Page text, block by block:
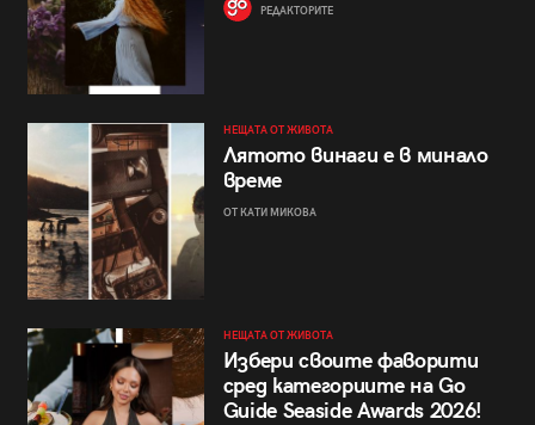
РЕДАКТОРИТЕ
НЕЩАТА ОТ ЖИВОТА
Лятото винаги е в минало
време
ОТ КАТИ МИКОВА
НЕЩАТА ОТ ЖИВОТА
Избери своите фаворити
сред категориите на Go
Guide Seaside Awards 2026!